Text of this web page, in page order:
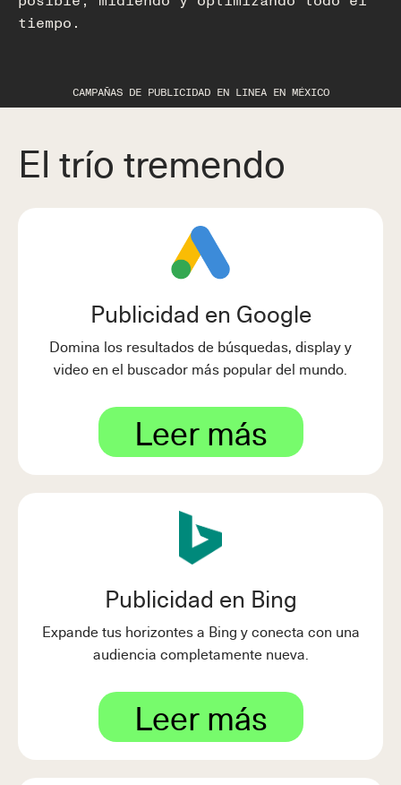
CAMPAÑAS DE PUBLICIDAD EN LINEA EN MÉXICO
tiempo.
El trío tremendo
Publicidad en Google
Domina los resultados de búsquedas, display y
video en el buscador más popular del mundo.
Leer más
Publicidad en Bing
Expande tus horizontes a Bing y conecta con una
audiencia completamente nueva.
Leer más